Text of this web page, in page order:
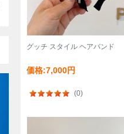
グッチ スタイル ヘアバンド
価格:7,000円
(0)